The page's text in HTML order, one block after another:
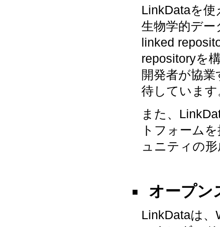
LinkDataを
生物学的デ
linked
repositoryを
開発者が協
待しています
また、
トフォーム
ュニティの
オープン
LinkDataは